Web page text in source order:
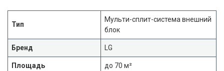
Тип
Мульти-сплит-система внешний
блок
Бренд LG
Площадь до 70 м²